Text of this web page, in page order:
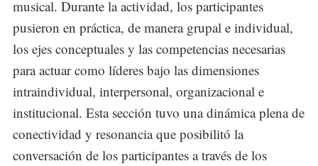
musical. Durante la actividad, los participantes
pusieron en práctica, de manera grupal e individual,
los ejes conceptuales y las competencias necesarias
para actuar como líderes bajo las dimensiones
intraindividual, interpersonal, organizacional e
institucional. Esta sección tuvo una dinámica plena de
conectividad y resonancia que posibilitó la
conversación de los participantes a través de los